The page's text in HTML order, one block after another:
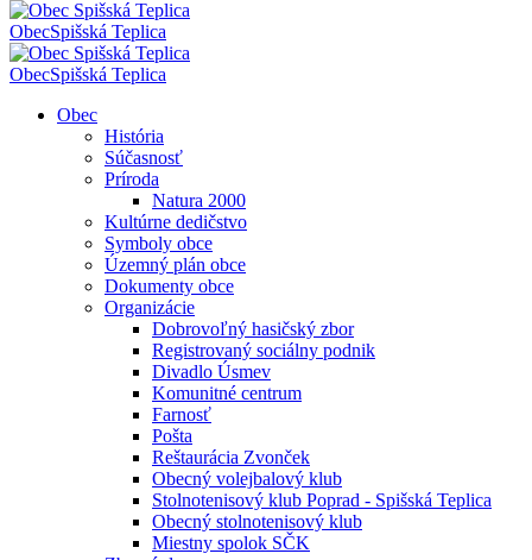
ObecSpišská Teplica
ObecSpišská Teplica
Obec
História
Súčasnosť
Príroda
Natura 2000
Kultúrne dedičstvo
Symboly obce
Územný plán obce
Dokumenty obce
Organizácie
Dobrovoľný hasičský zbor
Registrovaný sociálny podnik
Divadlo Úsmev
Komunitné centrum
Farnosť
Pošta
Reštaurácia Zvonček
Obecný volejbalový klub
Stolnotenisový klub Poprad - Spišská Teplica
Obecný stolnotenisový klub
Miestny spolok SČK